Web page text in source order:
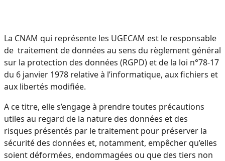
La CNAM qui représente les UGECAM est le responsable
de traitement de données au sens du règlement général
sur la protection des données (RGPD) et de la loi n°78-17
du 6 janvier 1978 relative à l’informatique, aux fichiers et
aux libertés modifiée.
A ce titre, elle s’engage à prendre toutes précautions
utiles au regard de la nature des données et des
risques présentés par le traitement pour préserver la
sécurité des données et, notamment, empêcher qu’elles
soientdéformées, endommagées ou que des tiers non